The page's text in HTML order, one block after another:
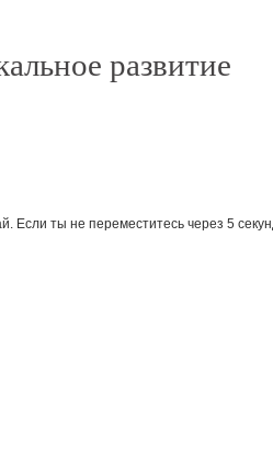
развитие
Если ты не переместитесь через 5